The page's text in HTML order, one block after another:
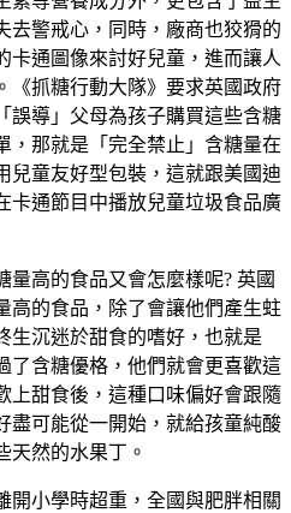
去警戒心，同時，廠商也狡猾的
卡通圖像來討好兒童，進而讓人
《抓糖行動大隊》要求英國政府
誤導」父母為孩子購買這些含糖
，那就是「完全禁止」含糖量在
兒童友好型包裝，這就跟美國迪
卡通節目中播放兒童垃圾食品廣
量高的食品又會怎麼樣呢? 英國
高的食品，除了會讓他們產生蛀
生沉迷於甜食的嗜好，也就是
了含糖優格，他們就會更喜歡這
上甜食後，這種口味偏好會跟隨
盡可能從一開始，就給孩童純酸
天然的水果丁。
開小學時超重，全國與肥胖相關